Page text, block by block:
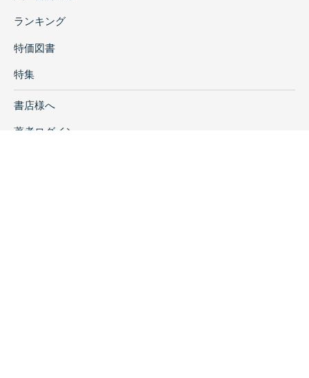
i市西勉 民俗文化財の通時的考祭 吉野山と
河内囲平 作刀道具(一部)
徳田 誠志 考古資料における複製品製作の歴
山中理 美術の見方
ランキング
特価図書
特集
書店様へ
著者ログイン